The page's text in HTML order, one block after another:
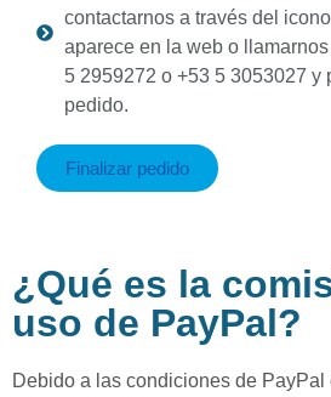
contactarnos a través del
aparece en la web o
5 2959272 o +53 5 3053027 y
pedido.
Finalizar pedido
¿Qué es la
uso de PayPal?
Debido a las condiciones de